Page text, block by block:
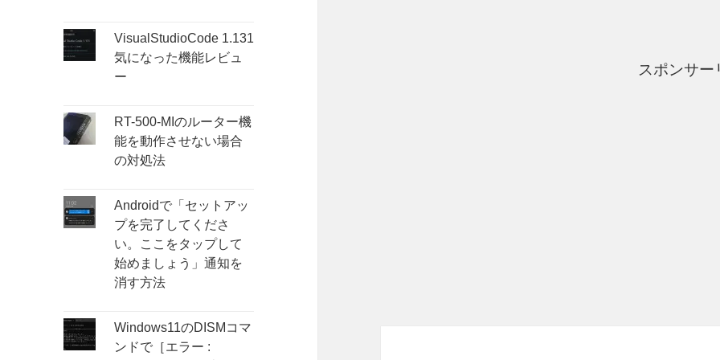
VisualStudioCode 1.131
気になった機能レビュ
ー
RT-500-MIのルーター機
能を動作させない場合
の対処法
Androidで「セットアッ
プを完了してくださ
い。ここをタップして
始めましょう」通知を
消す方法
Windows11のDISMコマ
ンドで［エラー :
スポンサー